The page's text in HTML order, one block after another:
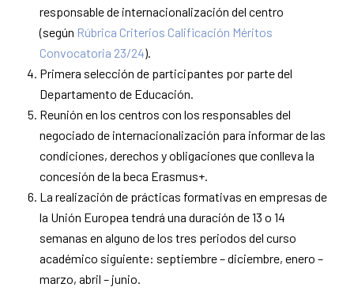
responsable de internacionalización del centro
(según Rúbrica Criterios Calificación Méritos
Convocatoria 23/24​​​​​​​).
Primera selección de participantes por parte del
Departamento de Educación.
Reunión en los centros con los responsables del
negociado de internacionalización para informar de las
condiciones, derechos y obligaciones que conlleva la
concesión de la beca Erasmus+.
La realización de prácticas formativas en empresas de
la Unión Europea tendrá una duración de 13 o 14
semanas en alguno de los tres periodos del curso
académico siguiente: septiembre – diciembre, enero –
marzo, abril – junio.